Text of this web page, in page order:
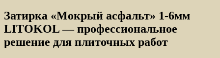
Затирка «Мокрый асфальт» 1-6мм
LITOKOL — профессиональное
решение для плиточных работ